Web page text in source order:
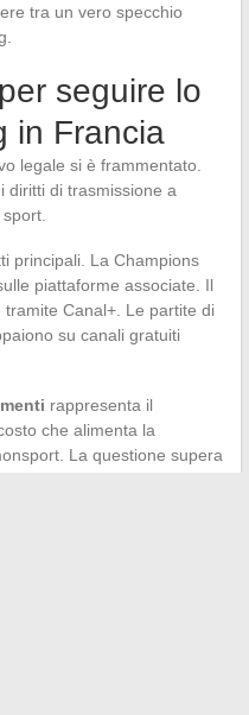
tra un vero specchio
seguire lo
in Francia
legale si è frammentato.
diritti di trasmissione a
principali. La Champions
piattaforme associate. Il
Canal+. Le partite di
su canali gratuiti
rappresenta il
che alimenta la
La questione supera